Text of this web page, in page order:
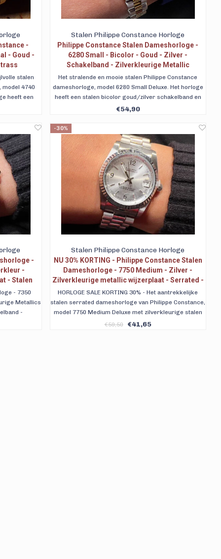
-
- Goud -
stalen
model 4740
heeft een
11 blanke
Stalen Philippe Constance Horloge
Philippe Constance Stalen Dameshorloge -
6280 Small - Bicolor - Goud - Zilver -
Schakelband - Zilverkleurige Metallic
Wijzerplaat - Datumaanduiding
Het stralende en mooie stalen Philippe Constance
dameshorloge, model 6280 Small Deluxe. Het horloge
heeft een stalen bicolor goud/zilver schakelband en
een zilverkleurige metallic wijzerplaat. Gratis
€54,90
-
-
- Stalen
- 7350
Metallics
-
verzending
-30%
Stalen Philippe Constance Horloge
NU 30% KORTING - Philippe Constance Stalen
Dameshorloge - 7750 Medium - Zilver -
Zilverkleurige metallic wijzerplaat - Serrated -
Schakelband - Datumaanduiding
HORLOGE SALE KORTING 30% - Het aantrekkelijke
stalen serrated dameshorloge van Philippe Constance,
model 7750 Medium Deluxe met zilverkleurige stalen
schakelband. Met een zilverkleurige metallic
€59,50 €41,65